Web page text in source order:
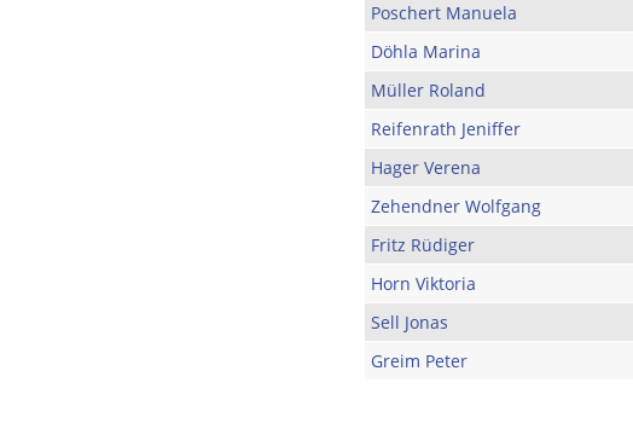
Poschert Manuela
Döhla Marina
Müller Roland
Reifenrath Jeniffer
Hager Verena
Zehendner Wolfgang
Fritz Rüdiger
Horn Viktoria
Sell Jonas
Greim Peter